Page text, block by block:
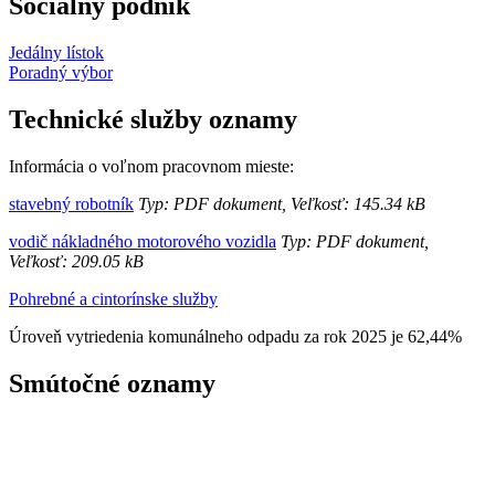
Sociálny podnik
Jedálny lístok
Poradný výbor
Technické služby oznamy
Informácia o voľnom pracovnom mieste:
stavebný robotník Typ: PDF dokument, Veľkosť: 145.34 kB
vodič nákladného motorového vozidla Typ: PDF dokument,
Veľkosť: 209.05 kB
Pohrebné a cintorínske služby
Úroveň vytriedenia komunálneho odpadu za rok 2025 je 62,44%
Smútočné oznamy